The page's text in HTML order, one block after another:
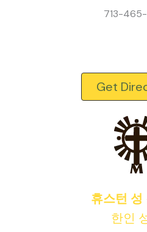
713-
Get
휴스턴 성
한인